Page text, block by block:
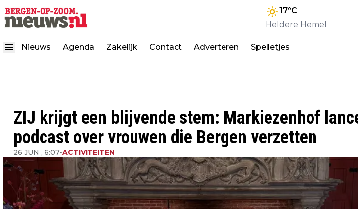
17°C
Heldere Hemel
Nieuws Agenda Zakelijk Contact Adverteren Spelletjes
ZIJ krijgt een blijvende stem: Markiezenhof
podcast over vrouwen die Bergen verzetten
26 JUN , 6:07•ACTIVITEITEN